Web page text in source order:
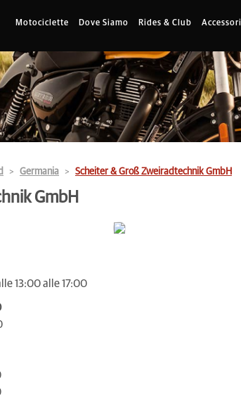
Motociclette Dove Siamo Rides & Club Accessori
Germania Scheiter & Groß Zweiradtechnik GmbH
GmbH
13:00 alle 17:00